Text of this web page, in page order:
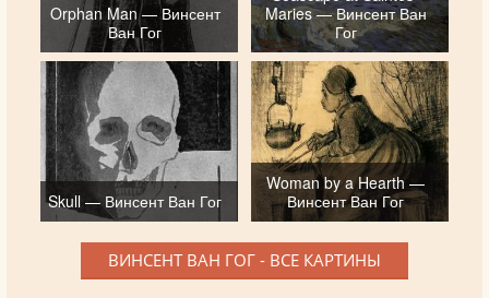
Orphan Man — Винсент
Ван Гог
Maries — Винсент Ван
Гог
Skull — Винсент Ван Гог
Woman by a Hearth —
Винсент Ван Гог
ВИНСЕНТ ВАН ГОГ - ВСЕ КАРТИНЫ